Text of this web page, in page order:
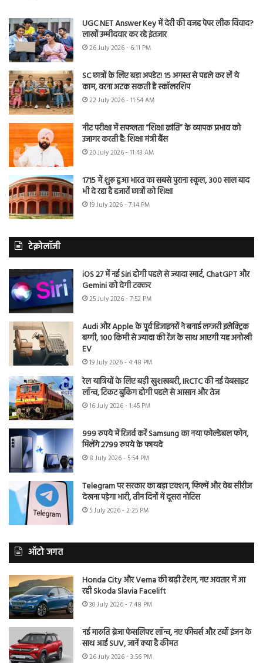
UGC NET Answer Key में देरी की वजह पेपर लीक विवाद?
लाखों उम्मीदवार कर रहे इंतजार
26 July 2026 - 6:11 PM
SC छात्रों के लिए बड़ा अपडेट! 15 अगस्त से पहले कर लें ये
काम, वरना अटक सकती है स्कॉलरशिप
22 July 2026 - 11:54 AM
नीट परीक्षा में सफलता “शिक्षा क्रांति” के व्यापक प्रभाव को
उजागर करती है: शिक्षा मंत्री बैंस
20 July 2026 - 11:43 AM
1715 में शुरू हुआ भारत का सबसे पुराना स्कूल, 300 साल बाद
भी दे रहा है हजारों छात्रों को शिक्षा
19 July 2026 - 7:14 PM
टेक्नोलॉजी
iOS 27 में नई Siri होगी पहले से ज्यादा स्मार्ट, ChatGPT और
Gemini को देगी टक्कर
25 July 2026 - 7:52 PM
Audi और Apple के पूर्व डिजाइनरों ने बनाई लग्जरी इलेक्ट्रिक
बग्गी, 100 किमी से ज्यादा की रेंज के साथ आएगी यह अनोखी
EV
19 July 2026 - 4:48 PM
रेल यात्रियों के लिए बड़ी खुशखबरी, IRCTC की नई वेबसाइट
लॉन्च, टिकट बुकिंग होगी पहले से आसान और तेज
16 July 2026 - 1:45 PM
999 रुपये में रिजर्व करें Samsung का नया फोल्डेबल फोन,
मिलेंगे 2799 रुपये के फायदे
8 July 2026 - 5:54 PM
Telegram पर सरकार का बड़ा एक्शन, फिल्में और वेब सीरीज
देखना पड़ेगा भारी, तीन दिनों में दूसरा नोटिस
5 July 2026 - 2:25 PM
ऑटो जगत
Honda City और Verna की बढ़ी टेंशन, नए अवतार में आ
रही Skoda Slavia Facelift
30 July 2026 - 7:48 PM
नई मारुति ब्रेजा फेसलिफ्ट लॉन्च, नए फीचर्स और टर्बो इंजन के
साथ आई SUV, जानें क्या है कीमत
26 July 2026 - 3:56 PM